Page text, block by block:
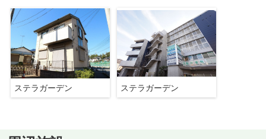
ステラガーデン ステラガーデン